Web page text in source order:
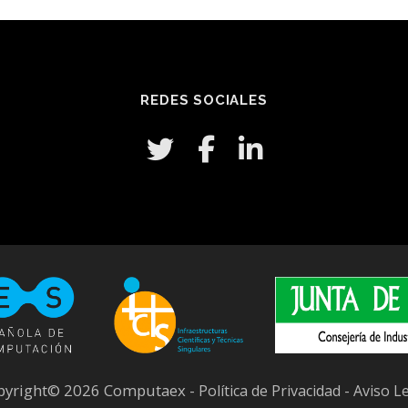
REDES SOCIALES
2026 Computaex - Política de Privacidad - Aviso